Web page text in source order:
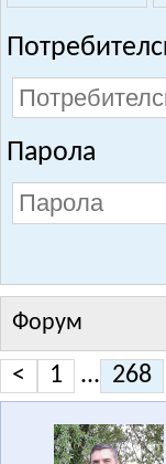
Парола
Форум
< 1 ... 268